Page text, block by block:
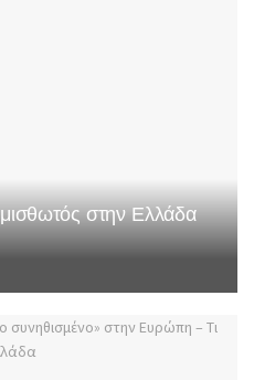
στην Ελλάδα